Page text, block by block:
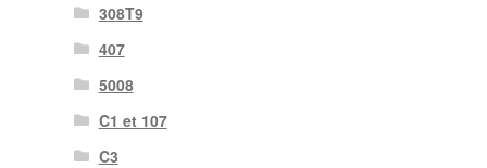
308T9
407
5008
C1 et 107
C3